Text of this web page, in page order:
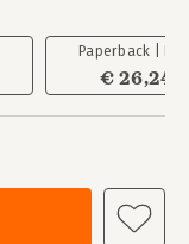
Paperback | EN
€ 26,24